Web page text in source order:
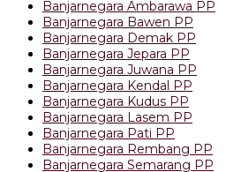
Banjarnegara Ambarawa PP
Banjarnegara Bawen PP
Banjarnegara Demak PP
Banjarnegara Jepara PP
Banjarnegara Juwana PP
Banjarnegara Kendal PP
Banjarnegara Kudus PP
Banjarnegara Lasem PP
Banjarnegara Pati PP
Banjarnegara Rembang PP
Banjarnegara Semarang PP